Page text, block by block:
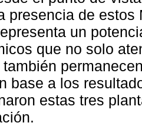
presencia de
un
que no solo
base a los
estas tres